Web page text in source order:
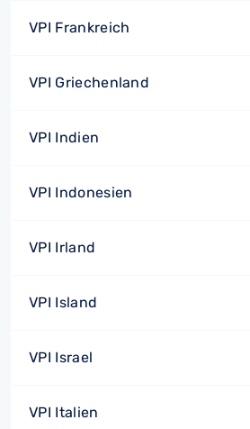
VPI Frankreich
VPI Griechenland
VPI Indien
VPI Indonesien
VPI Irland
VPI Island
VPI Israel
VPI Italien